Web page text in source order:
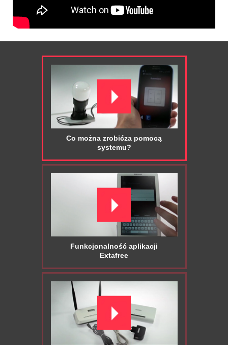
Co można zrobićza pomocą
systemu?
Funkcjonalność aplikacji
Extafree